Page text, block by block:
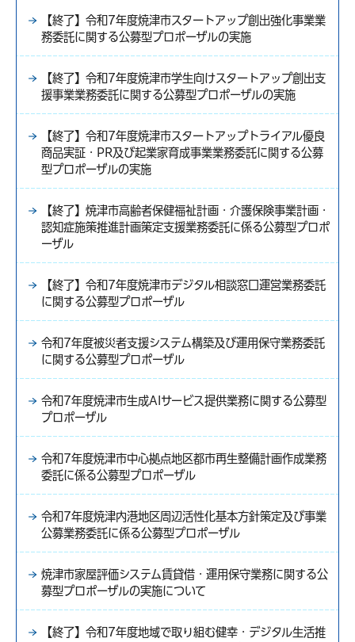
【終了】令和7年度焼津市スタートアップ創出強化事業業
務委託に関する公募型プロポーザルの実施
【終了】令和7年度焼津市学生向けスタートアップ創出支
援事業業務委託に関する公募型プロポーザルの実施
【終了】令和7年度焼津市スタートアップトライアル優良
商品実証・PR及び起業家育成事業業務委託に関する公募
型プロポーザルの実施
【終了】焼津市高齢者保健福祉計画・介護保険事業計画・
認知症施策推進計画策定支援業務委託に係る公募型プロポ
ーザル
【終了】令和7年度焼津市デジタル相談窓口運営業務委託
に関する公募型プロポーザル
令和7年度被災者支援システム構築及び運用保守業務委託
に関する公募型プロポーザル
令和7年度焼津市生成AIサービス提供業務に関する公募型
プロポーザル
令和7年度焼津市中心拠点地区都市再生整備計画作成業務
委託に係る公募型プロポーザル
令和7年度焼津内港地区周辺活性化基本方針策定及び事業
公募業務委託に係る公募型プロポーザル
焼津市家屋評価システム賃貸借・運用保守業務に関する公
募型プロポーザルの実施について
【終了】令和7年度地域で取り組む健幸・デジタル生活推